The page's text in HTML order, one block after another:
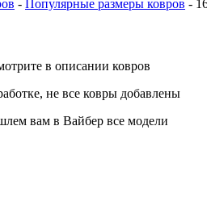
- Популярные размеры ковров -
в описании ковров
не все ковры добавлены
вам в Вайбер все модели